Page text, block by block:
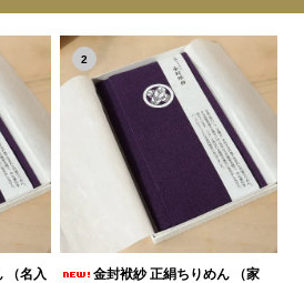
（名入
2
金封袱紗 正絹ちりめん （家